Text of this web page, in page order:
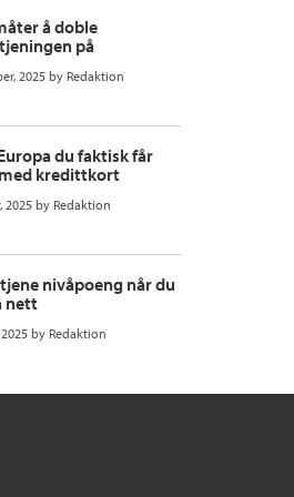
å doble
på
2025by Redaktion
du faktisk får
kredittkort
2025by Redaktion
nivåpoeng når du
nett
by Redaktion